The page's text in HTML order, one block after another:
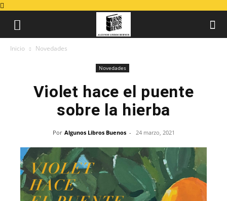
Inicio Novedades
Novedades
Violet hace el puente
sobre la hierba
Por Algunos Libros Buenos - 24 marzo, 2021